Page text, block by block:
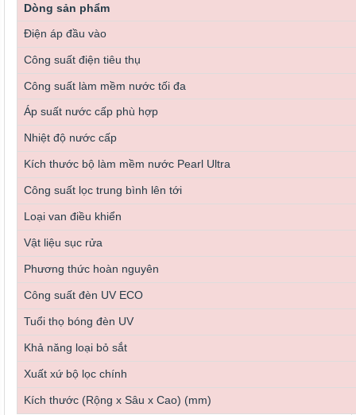
Dòng sản phẩm
Điện áp đầu vào
Công suất điện tiêu thụ
Công suất làm mềm nước tối đa
Áp suất nước cấp phù hợp
Nhiệt độ nước cấp
Kích thước bộ làm mềm nước Pearl Ultra
Công suất lọc trung bình lên tới
Loại van điều khiển
Vật liệu sục rửa
Phương thức hoàn nguyên
Công suất đèn UV ECO
Tuổi thọ bóng đèn UV
Khả năng loại bỏ sắt
Xuất xứ bộ lọc chính
Kích thước (Rộng x Sâu x Cao) (mm)